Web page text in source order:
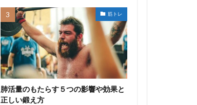
筋トレ
肺活量のもたらす５つの影響や効果と
正しい鍛え方